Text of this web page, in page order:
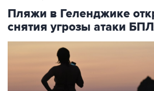
снятия угрозы атаки